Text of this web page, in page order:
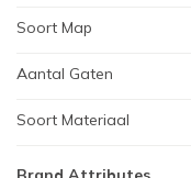
Soort Map
Aantal Gaten
Soort Materiaal